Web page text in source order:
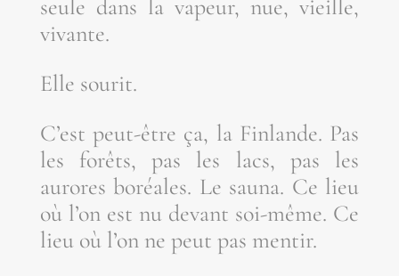
seule dans la vapeur, nue, vieille,
vivante.
Elle sou­rit.
C’est peut-être ça, la Fin­lande. Pas
les forêts, pas les lacs, pas les
aurores boréales. Le sau­na. Ce lieu
où l’on est nu devant soi-même. Ce
lieu où l’on ne peut pas mentir.